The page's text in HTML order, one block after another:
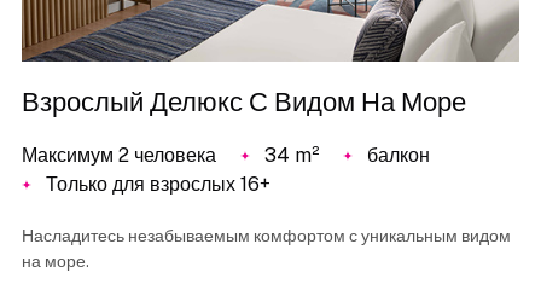
Взрослый Делюкс С Видом На Море
Максимум 2 человека 34 m²
балкон
Только для взрослых 16+
Насладитесь незабываемым комфортом с уникальным видом
на море.